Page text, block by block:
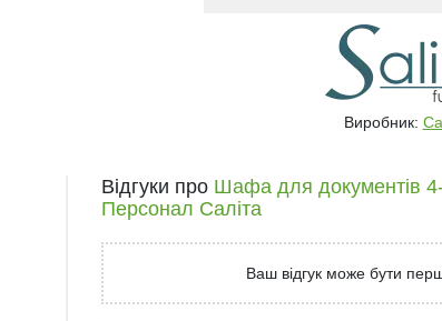
Виробник:
Відгуки про Шафа для документів 4-
Персонал Саліта
Ваш відгук може бути